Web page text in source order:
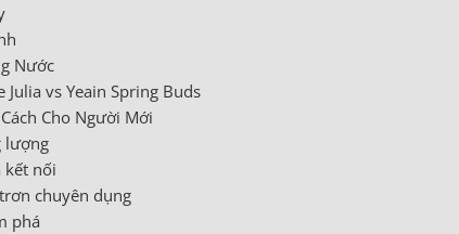
Nước
vs Yeain Spring Buds
Cho Người Mới
lượng
kết nối
chuyên dụng
phá